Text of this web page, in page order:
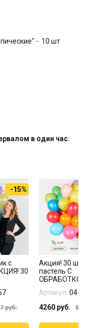
- 10 шт
в один час.
-15%
с
30
руб.
Акция! 30
пастель С
ОБРАБОТКОЙ
Артикул: 04-
4260 руб.